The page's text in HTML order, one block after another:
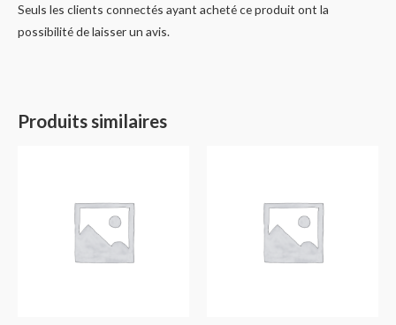
Seuls les clients connectés ayant acheté ce produit ont la
possibilité de laisser un avis.
Produits similaires